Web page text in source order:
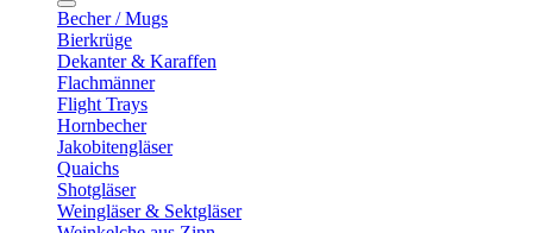
Becher / Mugs
Bierkrüge
Dekanter & Karaffen
Flachmänner
Flight Trays
Hornbecher
Jakobitengläser
Quaichs
Shotgläser
Weingläser & Sektgläser